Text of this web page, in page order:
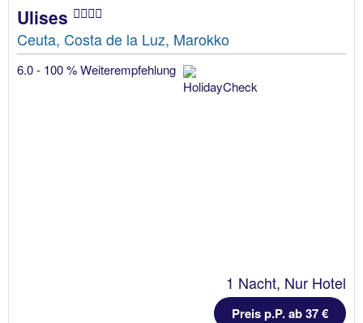
Ulises
Ceuta, Costa de la Luz, Marokko
6.0 - 100 % Weiterempfehlung
1 Nacht, Nur Hotel
Preis p.P. ab 37 €